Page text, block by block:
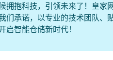
拥抱科技，引领未来了！皇
们承诺，以专业的技术团队、
启智能仓储新时代！